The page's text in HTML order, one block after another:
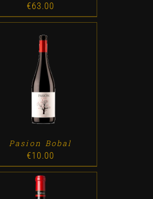
€63.00
ADD TO CART DETALLES
Pasion Bobal
€10.00